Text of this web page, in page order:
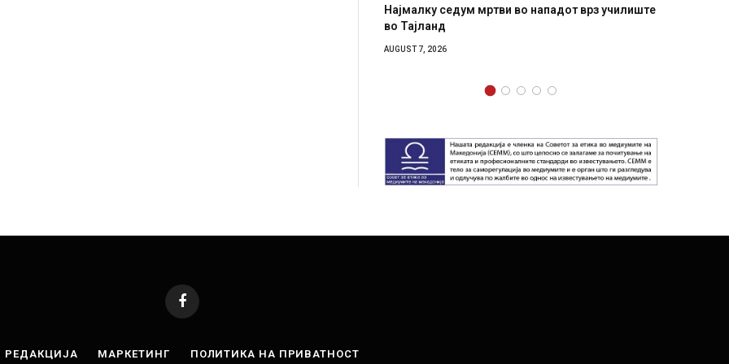
Најмалку седум мртви во нападот врз училиште
СОЗИС: Украинците повеќе им
Facebook
РЕДАКЦИЈА МАРКЕТИНГ ПОЛИТИКА НА ПРИВАТНОСТ